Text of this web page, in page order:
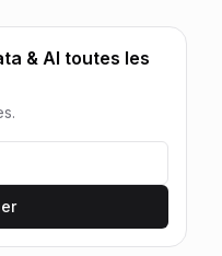
& AI toutes les